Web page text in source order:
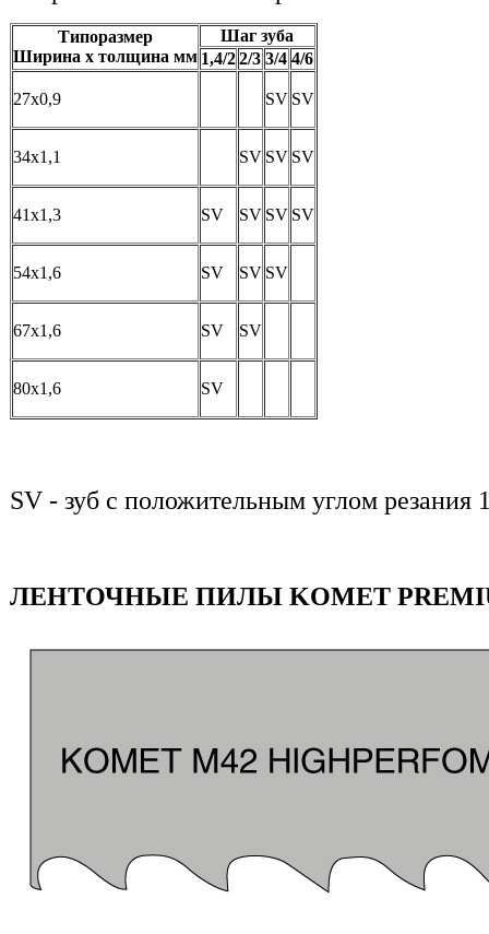
Типоразмер
Ширина х толщина мм
Шаг зуба
1,4/2 2/3 3/4 4/6
27х0,9 SV SV
34х1,1 SV SV SV
41х1,3 SV SV SV SV
54х1,6 SV SV SV
67х1,6 SV SV
80х1,6 SV
SV - зуб с положительным углом резания
ЛЕНТОЧНЫЕ ПИЛЫ KOMET